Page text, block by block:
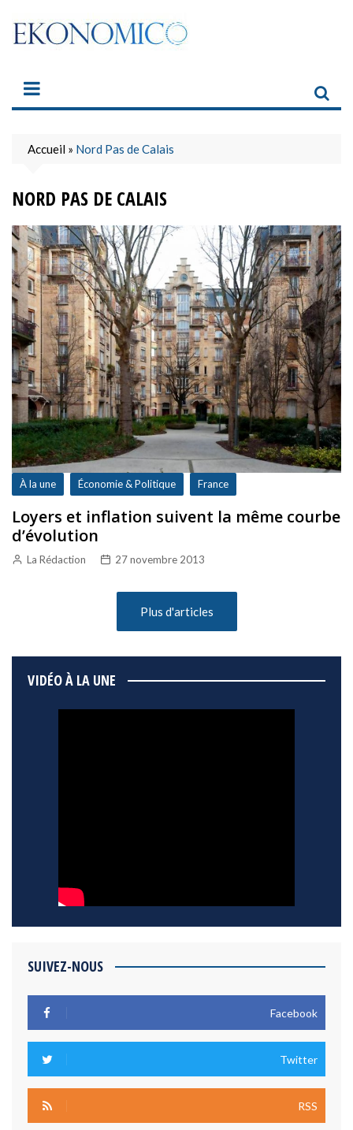
content
Accueil » Nord Pas de Calais
NORD PAS DE CALAIS
À la une Économie & Politique France
Loyers et inflation suivent la même courbe
d’évolution
La Rédaction 27 novembre 2013
Plus d'articles
VIDÉO À LA UNE
SUIVEZ-NOUS
Facebook
Twitter
RSS